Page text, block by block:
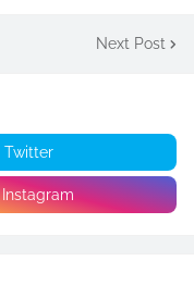
Next Post
Twitter
Instagram